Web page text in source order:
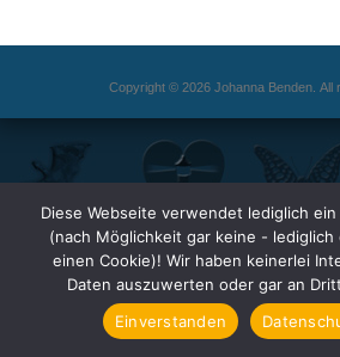
Copyright © 2026 Johanna Benden. All
Diese Webseite verwendet lediglich
(nach Möglichkeit gar keine - lediglich
einen Cookie)! Wir haben keinerlei
Daten auszuwerten oder gar an
Einverstanden